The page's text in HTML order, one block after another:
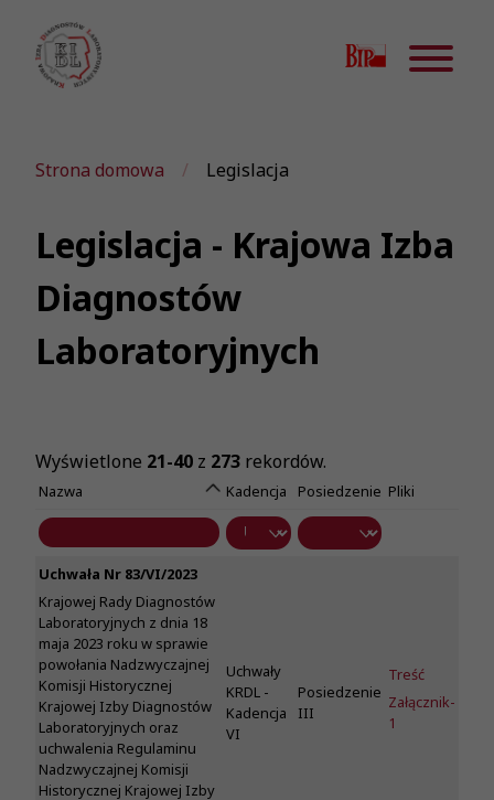
Strona domowa Legislacja
Legislacja - Krajowa Izba
Diagnostów
Laboratoryjnych
Wyświetlone 21-40 z 273 rekordów.
Nazwa Kadencja Posiedzenie Pliki
Uchwała Nr 83/VI/2023
Krajowej Rady Diagnostów
Laboratoryjnych z dnia 18
maja 2023 roku w sprawie
powołania Nadzwyczajnej
Komisji Historycznej
Krajowej Izby Diagnostów
Laboratoryjnych oraz
uchwalenia Regulaminu
Nadzwyczajnej Komisji
Historycznej Krajowej Izby
Uchwały
KRDL -
Kadencja
VI
Posiedzenie
III
Treść
Załącznik-
1